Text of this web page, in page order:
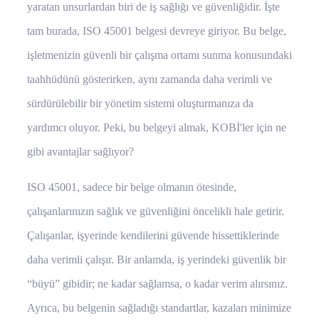
yaratan unsurlardan biri de iş sağlığı ve güvenliğidir. İşte
tam burada, ISO 45001 belgesi devreye giriyor. Bu belge,
işletmenizin güvenli bir çalışma ortamı sunma konusundaki
taahhüdünü gösterirken, aynı zamanda daha verimli ve
sürdürülebilir bir yönetim sistemi oluşturmanıza da
yardımcı oluyor. Peki, bu belgeyi almak, KOBİ'ler için ne
gibi avantajlar sağlıyor?
ISO 45001, sadece bir belge olmanın ötesinde,
çalışanlarınızın sağlık ve güvenliğini öncelikli hale getirir.
Çalışanlar, işyerinde kendilerini güvende hissettiklerinde
daha verimli çalışır. Bir anlamda, iş yerindeki güvenlik bir
“büyü” gibidir; ne kadar sağlamsa, o kadar verim alırsınız.
Ayrıca, bu belgenin sağladığı standartlar, kazaları minimize